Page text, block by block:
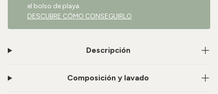
el bolso de playa.
DESCUBRE CÓMO CONSEGUIRLO
Descripción
Composición y lavado